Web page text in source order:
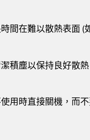
間在難以散熱表面 (
積塵以保持良好散熱
用時直接關機，而